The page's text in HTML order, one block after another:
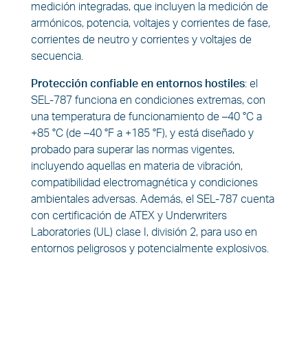
medición integradas, que incluyen la medición de
armónicos, potencia, voltajes y corrientes de fase,
corrientes de neutro y corrientes y voltajes de
secuencia.
Protección confiable en entornos hostiles: el
SEL-787 funciona en condiciones extremas, con
una temperatura de funcionamiento de –40 °C a
+85 °C (de –40 °F a +185 °F), y está diseñado y
probado para superar las normas vigentes,
incluyendo aquellas en materia de vibración,
compatibilidad electromagnética y condiciones
ambientales adversas. Además, el SEL-787 cuenta
con certificación de ATEX y Underwriters
Laboratories (UL) clase I, división 2, para uso en
entornos peligrosos y potencialmente explosivos.